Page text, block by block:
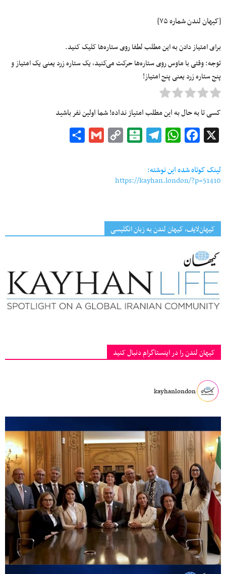
[کیهان لندن شماره ۷۵]
برای امتیاز دادن به این مطلب لطفا روی ستاره‌ها کلیک کنید.
توجه: وقتی با ماوس روی ستاره‌ها حرکت می‌کنید، یک ستاره زرد یعنی یک امتیاز و
پنج ستاره زرد یعنی پنج امتیاز!
کسی تا به حال به این مطلب امتیاز نداده! شما اولین نفر باشید
Facebook
WhatsApp
Telegram
Balatarin
Copy
Gmail
لینک کوتاه شده این نوشته:
https://kayhan.london/?p=51410
کیهان‌لایف، کیهان لندن به زبان انگلیسی
کیهان لندن را در اینستاگرام دنبال کنید
kayhanlondon